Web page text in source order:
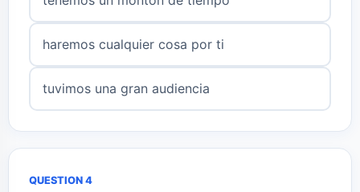
haremos cualquier cosa por ti
tuvimos una gran audiencia
QUESTION 4